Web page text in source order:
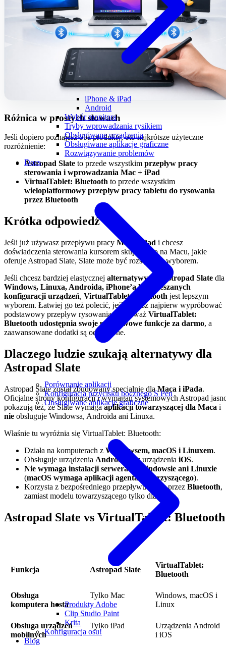
iPhone & iPad
Android
Wybór monitora
Tryby wprowadzania rysikiem
Obsługiwane urządzenia
Obsługiwane aplikacje graficzne
Rozwiązywanie problemów
Docs
Porównanie aplikacji
Konfiguracja przycisku bocznego S Pen
Obsługiwane aplikacje graficzne
Produkty Adobe
Clip Studio Paint
Krita
Konfiguracja osu!
Blog
Różnica w prostych słowach
Jeśli dopiero poznajesz oba produkty, oto najkrótsze użyteczne
rozróżnienie:
Astropad Slate to przede wszystkim przepływ pracy
sterowania i wprowadzania Mac + iPad
VirtualTablet: Bluetooth to przede wszystkim
wieloplatformowy przepływ pracy tabletu do rysowania
przez Bluetooth
Krótka odpowiedź
Jeśli już używasz przepływu pracy Mac + iPad i chcesz
doświadczenia sterowania kursorem skupionego na Macu, jakie
oferuje Astropad Slate, Slate może być rozsądnym wyborem.
Jeśli chcesz bardziej elastycznej alternatywy dla Astropad Slate dla
Windows, Linuxa, Androida, iPhone’a lub mieszanych
konfiguracji urządzeń, VirtualTablet: Bluetooth jest lepszym
wyborem. Łatwiej go też polecić, jeśli chcesz najpierw wypróbować
podstawowy przepływ rysowania, ponieważ VirtualTablet:
Bluetooth udostępnia swoje podstawowe funkcje za darmo, a
zaawansowane dodatki są oddzielone.
Dlaczego ludzie szukają alternatywy dla
Astropad Slate
Astropad Slate został zbudowany specjalnie dlaMaca i iPada.
Oficjalne strony konfiguracji i wymagań systemowych Astropad
pokazują też, że Slate wymagaaplikacji towarzyszącej dla Maca i
nie obsługuje Windowsa, Androida ani Linuxa.
Właśnie tu wyróżnia się VirtualTablet: Bluetooth:
Działa na komputerach z Windowsem, macOS i Linuxem.
Obsługuje urządzenia Android oraz urządzenia iOS.
Nie wymaga instalacji serwera w Windowsie ani Linuxie
(macOS wymaga aplikacji agenta towarzyszącego).
Korzysta z bezpośredniego przepływu pracy przez Bluetooth,
zamiast modelu towarzyszącego tylko dla Maca.
Astropad Slate vs VirtualTablet: Bluetooth
Funkcja Astropad Slate
VirtualTablet:
Bluetooth
Obsługa
komputera hosta
Tylko Mac
Windows, macOS i
Linux
Obsługa urządzeń
mobilnych
Tylko iPad
Urządzenia Android
i iOS